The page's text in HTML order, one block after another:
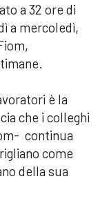
a 32 ore di
a mercoledì,
è la
che i colleghi
continua
come
della sua